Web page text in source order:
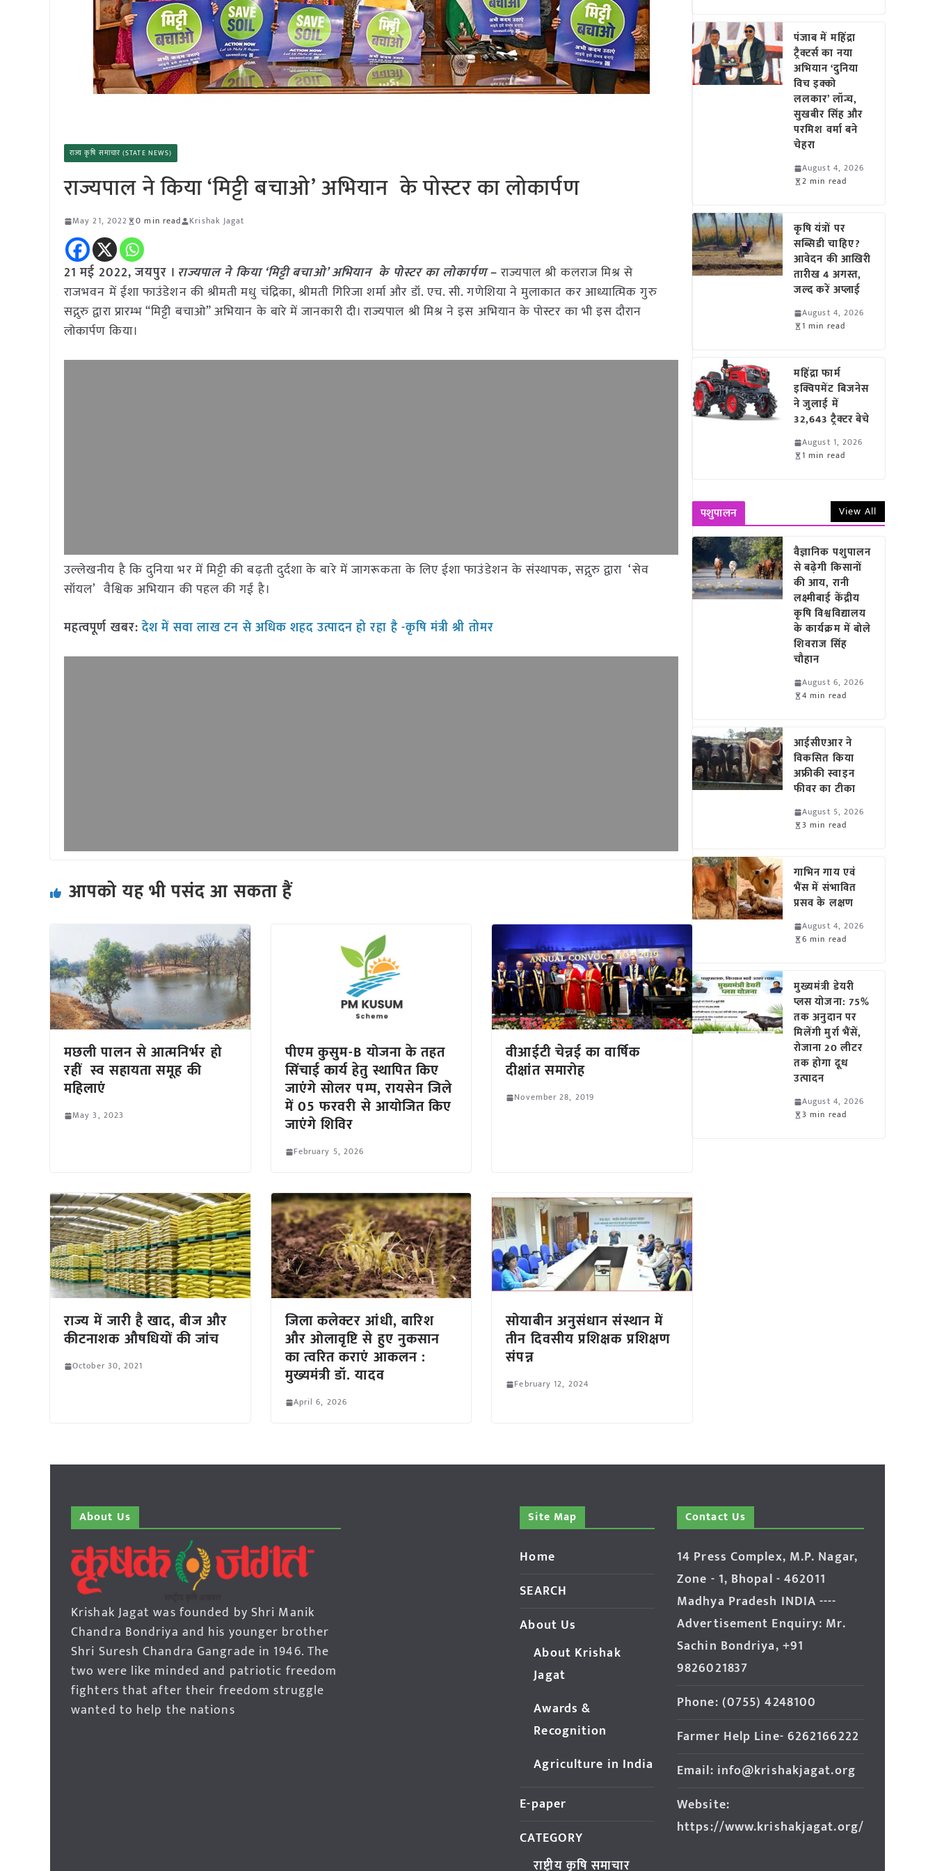
राज्य कृषि समाचार (STATE NEWS)
राज्यपाल ने किया ‘मिट्टी बचाओ’ अभियान के पोस्टर का लोकार्पण
May 21, 2022 0 min read Krishak Jagat
21 मई 2022, जयपुर । राज्यपाल ने किया ‘मिट्टी बचाओ’ अभियान के पोस्टर का लोकार्पण–राज्यपाल श्री कलराज मिश्र से
राजभवन में ईशा फाउंडेशन की श्रीमती मधु चंद्रिका, श्रीमती गिरिजा शर्मा और डॉ. एच. सी. गणेशिया ने मुलाकात कर आध्यात्मिक गुरु
सद्गुरु द्वारा प्रारम्भ “मिट्टी बचाओ” अभियान के बारे में जानकारी दी। राज्यपाल श्री मिश्र ने इस अभियान के पोस्टर का भी इस दौरान
लोकार्पण किया।
उल्लेखनीय है कि दुनिया भर में मिट्टी की बढ़ती दुर्दशा के बारे में जागरूकता के लिए ईशा फाउंडेशन के संस्थापक, सद्गुरु द्वारा ‘सेव
सॉयल’ वैश्विक अभियान की पहल की गई है।
महत्वपूर्ण खबर:देश में सवा लाख टन से अधिक शहद उत्पादन हो रहा है -कृषि मंत्री श्री तोमर
आपको यह भी पसंद आ सकता हैं
मछली पालन से आत्मनिर्भर हो
रहीं स्व सहायता समूह की
महिलाएं
May 3, 2023
पीएम कुसुम-B योजना के तहत
सिंचाई कार्य हेतु स्थापित किए
जाएंगे सोलर पम्प, रायसेन जिले
में 05 फरवरी से आयोजित किए
जाएंगे शिविर
February 5, 2026
वीआईटी चेन्नई का वार्षिक
दीक्षांत समारोह
November 28, 2019
राज्य में जारी है खाद, बीज और
कीटनाशक औषधियों की जांच
October 30, 2021
जिला कलेक्टर आंधी, बारिश
और ओलावृष्टि से हुए नुकसान
का त्वरित कराएं आकलन :
मुख्यमंत्री डॉ. यादव
April 6, 2026
सोयाबीन अनुसंधान संस्थान में
तीन दिवसीय प्रशिक्षक प्रशिक्षण
संपन्न
February 12, 2024
पंजाब में महिंद्रा
ट्रैक्टर्स का नया
अभियान ‘दुनिया
विच इक्को
ललकार’ लॉन्च,
सुखबीर सिंह और
परमिश वर्मा बने
चेहरा
August 4, 2026
2 min read
कृषि यंत्रों पर
सब्सिडी चाहिए?
आवेदन की आखिरी
तारीख 4 अगस्त,
जल्द करें अप्लाई
August 4, 2026
1 min read
महिंद्रा फार्म
इक्विपमेंट बिजनेस
ने जुलाई में
32,643 ट्रैक्टर बेचे
August 1, 2026
1 min read
पशुपालन View All
वैज्ञानिक पशुपालन
से बढ़ेगी किसानों
की आय, रानी
लक्ष्मीबाई केंद्रीय
कृषि विश्वविद्यालय
के कार्यक्रम में बोले
शिवराज सिंह
चौहान
August 6, 2026
4 min read
आईसीएआर ने
विकसित किया
अफ्रीकी स्वाइन
फीवर का टीका
August 5, 2026
3 min read
गाभिन गाय एवं
भैंस में संभावित
प्रसव के लक्षण
August 4, 2026
6 min read
मुख्यमंत्री डेयरी
प्लस योजना: 75%
तक अनुदान पर
मिलेंगी मुर्रा भैंसें,
रोजाना 20 लीटर
तक होगा दूध
उत्पादन
August 4, 2026
3 min read
About Us
Krishak Jagat was founded by Shri Manik
Chandra Bondriya and his younger brother
Shri Suresh Chandra Gangrade in 1946. The
two were like minded and patriotic freedom
fighters that after their freedom struggle
wanted to help the nations
Site Map
Home
SEARCH
About Us
About Krishak
Jagat
Awards &
Recognition
Agriculture in India
E-paper
CATEGORY
राष्ट्रीय कृषि समाचार
Contact Us
14 Press Complex, M.P. Nagar,
Zone - 1, Bhopal - 462011
Madhya Pradesh INDIA ----
Advertisement Enquiry: Mr.
Sachin Bondriya, +91
9826021837
Phone: (0755) 4248100
Farmer Help Line- 6262166222
Email: info@krishakjagat.org
Website:
https://www.krishakjagat.org/